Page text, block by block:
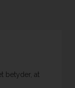
betyder, at